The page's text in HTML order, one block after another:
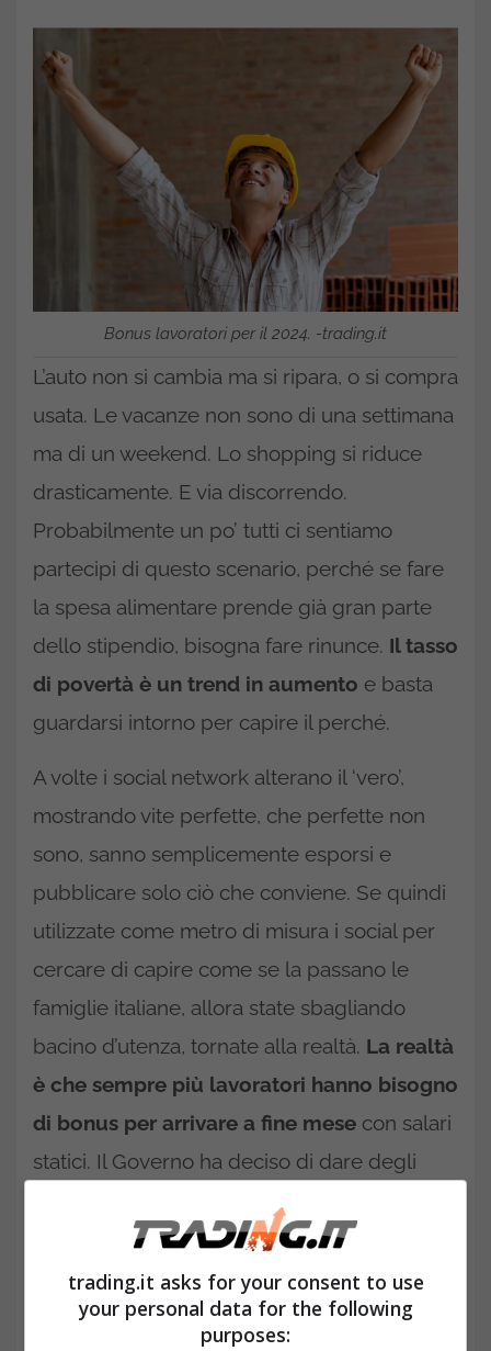
Bonus lavoratori per il 2024. -trading.it
L’auto non si cambia ma si ripara, o si compra
usata. Le vacanze non sono di una settimana
ma di un weekend. Lo shopping si riduce
drasticamente. E via discorrendo.
Probabilmente un po’ tutti ci sentiamo
partecipi di questo scenario, perché se fare
la spesa alimentare prende già gran parte
dello stipendio, bisogna fare rinunce. Il tasso
di povertà è un trend in aumento e basta
guardarsi intorno per capire il perché.
A volte i social network alterano il ‘vero’,
mostrando vite perfette, che perfette non
sono, sanno semplicemente esporsi e
pubblicare solo ciò che conviene. Se quindi
utilizzate come metro di misura i social per
cercare di capire come se la passano le
famiglie italiane, allora state sbagliando
bacino d’utenza, tornate alla realtà. La realtà
è che sempre più lavoratori hanno bisogno
di bonus per arrivare a fine mese con salari
statici. Il Governo ha deciso di dare degli
alcuni cittadini e dall’altra parte incentivare le
aziende ad assumere. Vediamo come.
trading.it asks for your consent to use
your personal data for the following
purposes: